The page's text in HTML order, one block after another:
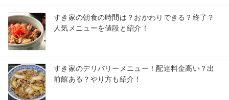
すき家の朝食の時間は？おかわりできる？終了？
人気メニューを値段と紹介！
すき家のデリバリーメニュー！配達料金高い？出
前館ある？やり方も紹介！